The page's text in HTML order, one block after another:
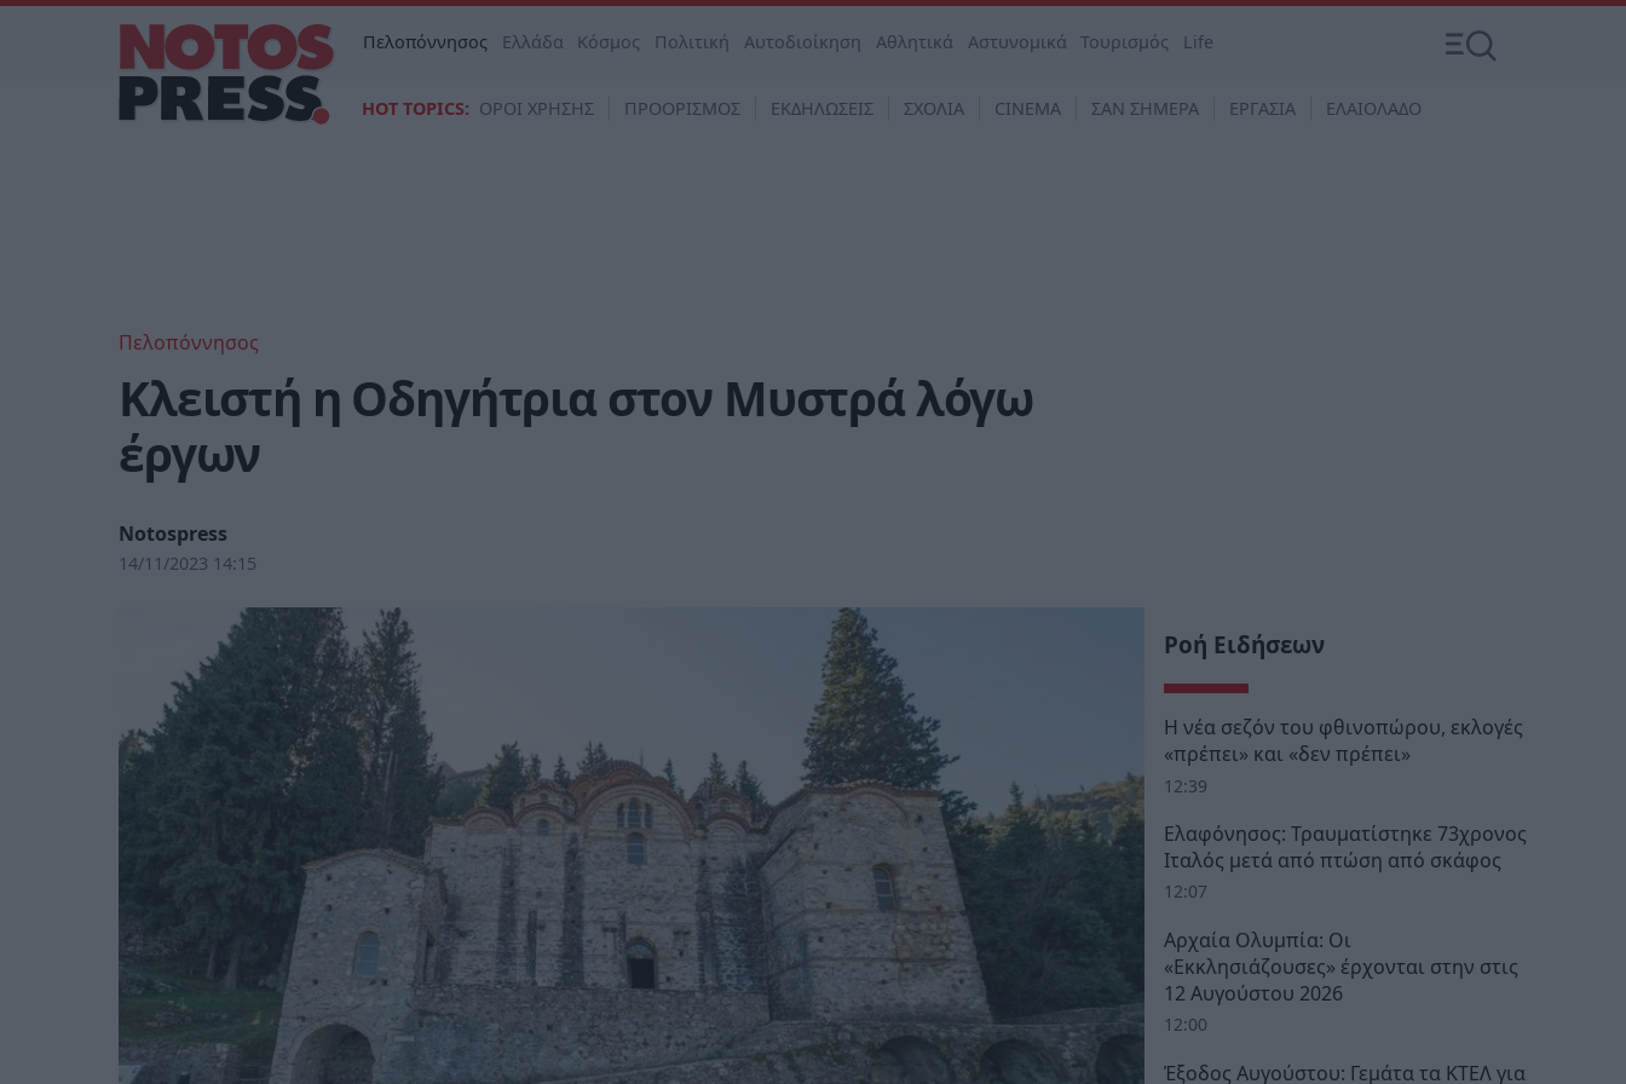
Πελοπόννησος Ελλάδα Κόσμος Πολιτική Αυτοδιοίκηση Αθλητικά Αστυνομικά Τουρισμός Life
HOT TOPICS: ΟΡΟΙ ΧΡΗΣΗΣ ΠΡΟΟΡΙΣΜΟΣ ΕΚΔΗΛΩΣΕΙΣ ΣΧΟΛΙΑ CINEMA ΣΑΝ ΣΗΜΕΡΑ ΕΡΓΑΣΙΑ ΕΛΑΙΟΛΑΔΟ
Πελοπόννησος
Κλειστή η Οδηγήτρια στον Μυστρά λόγω
έργων
Notospress
14/11/2023 14:15
Ροή Ειδήσεων
Η νέα σεζόν του φθινοπώρου, εκλογές
«πρέπει» και «δεν πρέπει»
12:39
Ελαφόνησος: Τραυματίστηκε 73χρονος
Ιταλός μετά από πτώση από σκάφος
12:07
Αρχαία Ολυμπία: Οι
«Εκκλησιάζουσες» έρχονται στην στις
12 Αυγούστου 2026
12:00
Έξοδος Αυγούστου: Γεμάτα τα ΚΤΕΛ για